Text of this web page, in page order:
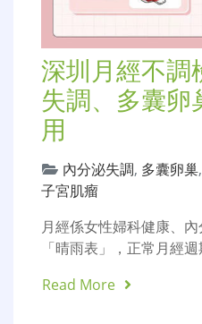
深圳月經不調
失調、多囊卵
用
內分泌失調, 多囊卵巢,
子宮肌瘤
月經係女性婦科健康、
「晴雨表」，正常月經
Read More